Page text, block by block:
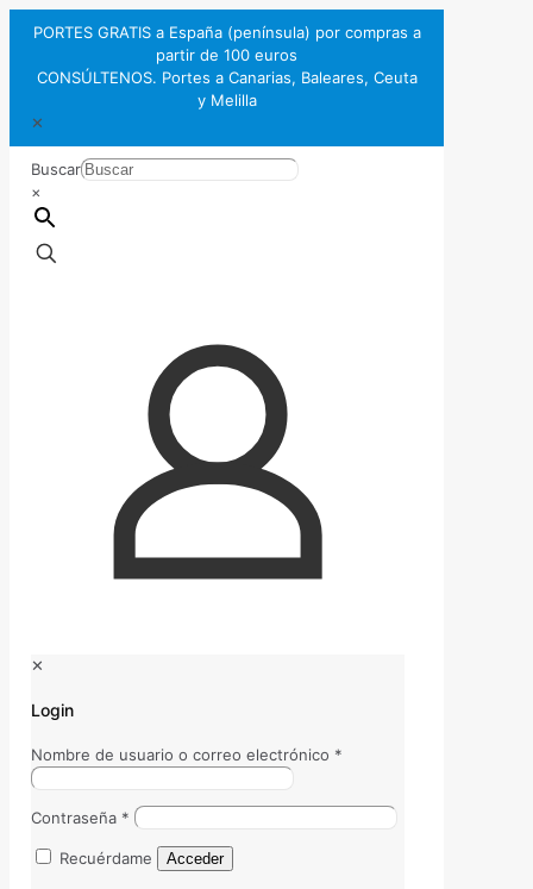
PORTES GRATIS a España (península) por compras a
partir de 100 euros
CONSÚLTENOS. Portes a Canarias, Baleares, Ceuta
y Melilla
✕
Buscar
×
✕
Login
Nombre de usuario o correo electrónico *
Contraseña *
Recuérdame Acceder